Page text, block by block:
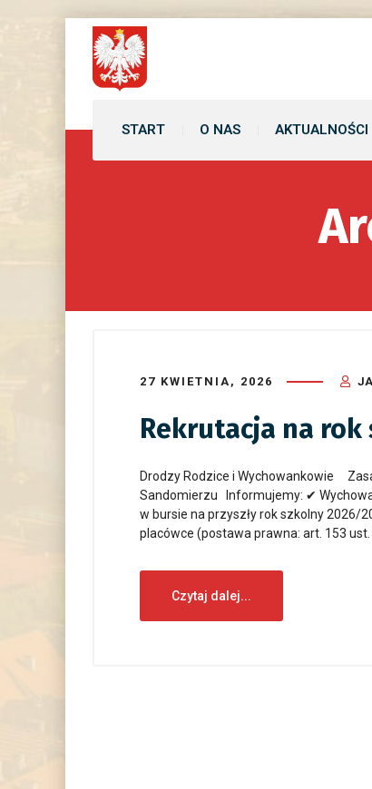
START O NAS AKTUALNOŚCI
27 KWIETNIA, 2026
Rekrutacja na rok
Drodzy Rodzice i Wychowankowie
Sandomierzu Informujemy: ✔
w bursie na przyszły rok szkolny 2026/
placówce (postawa prawna: art. 153
Czytaj dalej...